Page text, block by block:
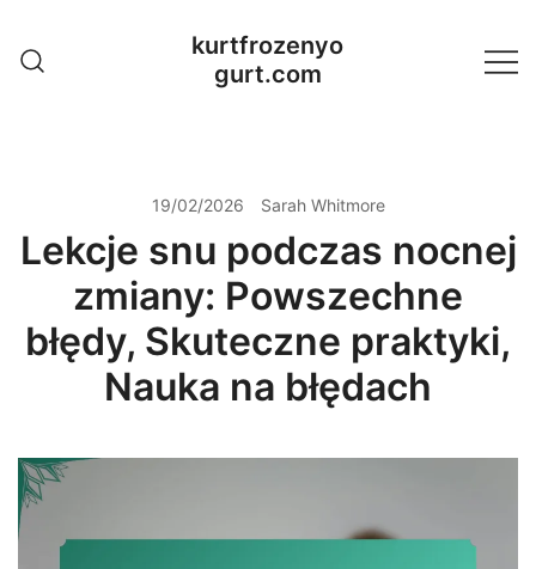
content
kurtfrozenyo
gurt.com
19/02/2026 Sarah Whitmore
Lekcje snu podczas nocnej
zmiany: Powszechne
błędy, Skuteczne praktyki,
Nauka na błędach